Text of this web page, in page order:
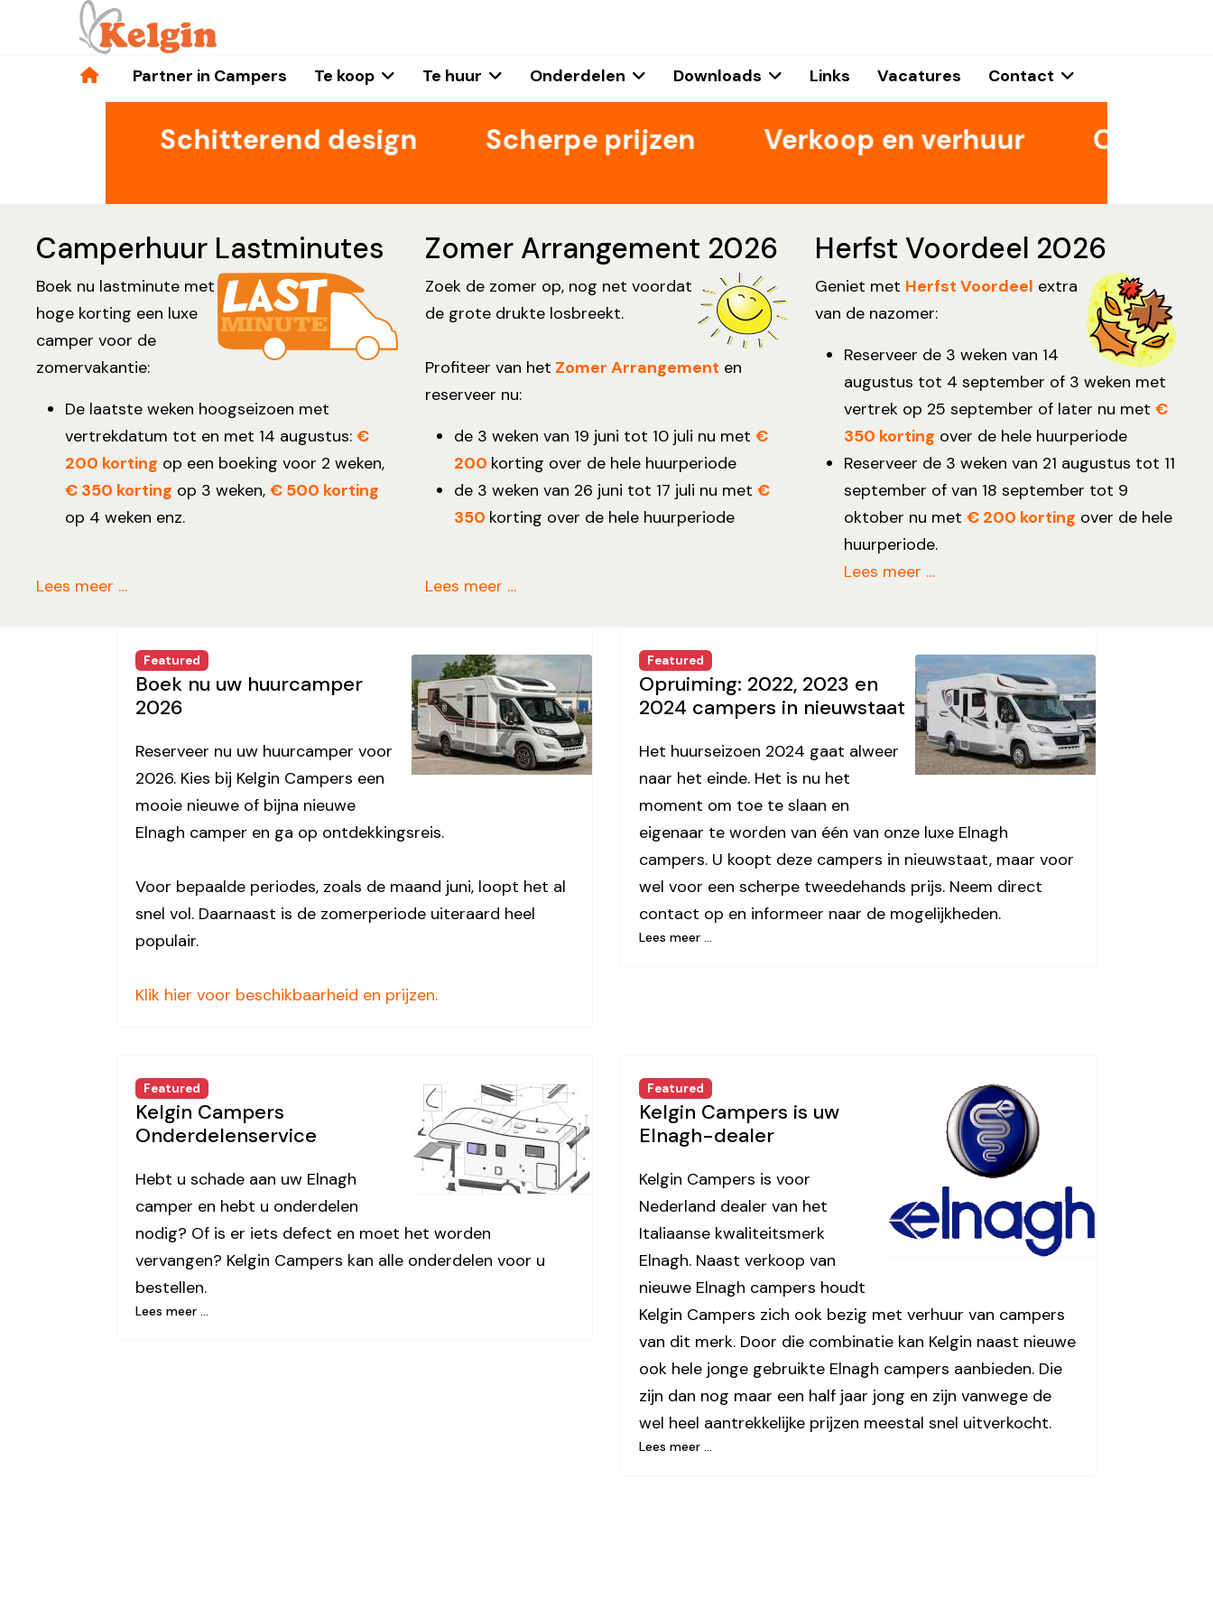
HomePartner in Campers Te koop Te huur Onderdelen Downloads Links Vacatures Contact
Schitterend design Scherpe prijzen Verkoop en verhuur
Camperhuur Lastminutes
Boek nu lastminute met
hoge korting een luxe
camper voor de
zomervakantie:
De laatste weken hoogseizoen met
vertrekdatum tot en met 14 augustus: €
200 korting op een boeking voor 2 weken,
€ 350 korting op 3 weken, € 500 korting
op 4 weken enz.
Lees meer …
Zomer Arrangement 2026
Zoek de zomer op, nog net voordat
de grote drukte losbreekt.
Profiteer van het Zomer Arrangement en
reserveer nu:
de 3 weken van 19 juni tot 10 juli nu met€
200 korting over de hele huurperiode
de 3 weken van 26 juni tot 17 juli nu met€
350 korting over de hele huurperiode
Lees meer …
Herfst Voordeel 2026
Geniet met Herfst Voordeel extra
van de nazomer:
Reserveer de 3 weken van 14
augustus tot 4 september of 3 weken met
vertrek op 25 september of later nu met €
350 korting over de hele huurperiode
Reserveer de 3 weken van 21 augustus tot 11
september of van 18 september tot 9
oktober nu met € 200 korting over de hele
huurperiode.
Lees meer …
Featured
Boek nu uw huurcamper
2026
Reserveer nu uw huurcamper voor
2026. Kies bij Kelgin Campers een
mooie nieuwe of bijna nieuwe
Elnagh camper en ga op ontdekkingsreis.
Voor bepaalde periodes, zoals de maand juni, loopt het al
snel vol. Daarnaast is de zomerperiode uiteraard heel
populair.
Klik hier voor beschikbaarheid en prijzen.
Featured
Opruiming: 2022, 2023 en
2024 campers in nieuwstaat
Het huurseizoen 2024 gaat alweer
naar het einde. Het is nu het
moment om toe te slaan en
eigenaar te worden van één van onze luxe Elnagh
campers. U koopt deze campers in nieuwstaat, maar voor
wel voor een scherpe tweedehands prijs. Neem direct
contact op en informeer naar de mogelijkheden.
Lees meer …
Featured
Kelgin Campers
Onderdelenservice
Hebt u schade aan uw Elnagh
camper en hebt u onderdelen
nodig? Of is er iets defect en moet het worden
vervangen? Kelgin Campers kan alle onderdelen voor u
bestellen.
Lees meer …
Featured
Kelgin Campers is uw
Elnagh-dealer
Kelgin Campers is voor
Nederland dealer van het
Italiaanse kwaliteitsmerk
Elnagh. Naast verkoop van
nieuwe Elnagh campers houdt
Kelgin Campers zich ook bezig met verhuur van campers
van dit merk. Door die combinatie kan Kelgin naast nieuwe
ook hele jonge gebruikte Elnagh campers aanbieden. Die
zijn dan nog maar een half jaar jong en zijn vanwege de
wel heel aantrekkelijke prijzen meestal snel uitverkocht.
Lees meer …